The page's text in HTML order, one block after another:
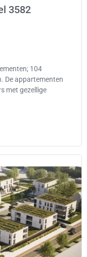
3582
104
De appartementen
met gezellige